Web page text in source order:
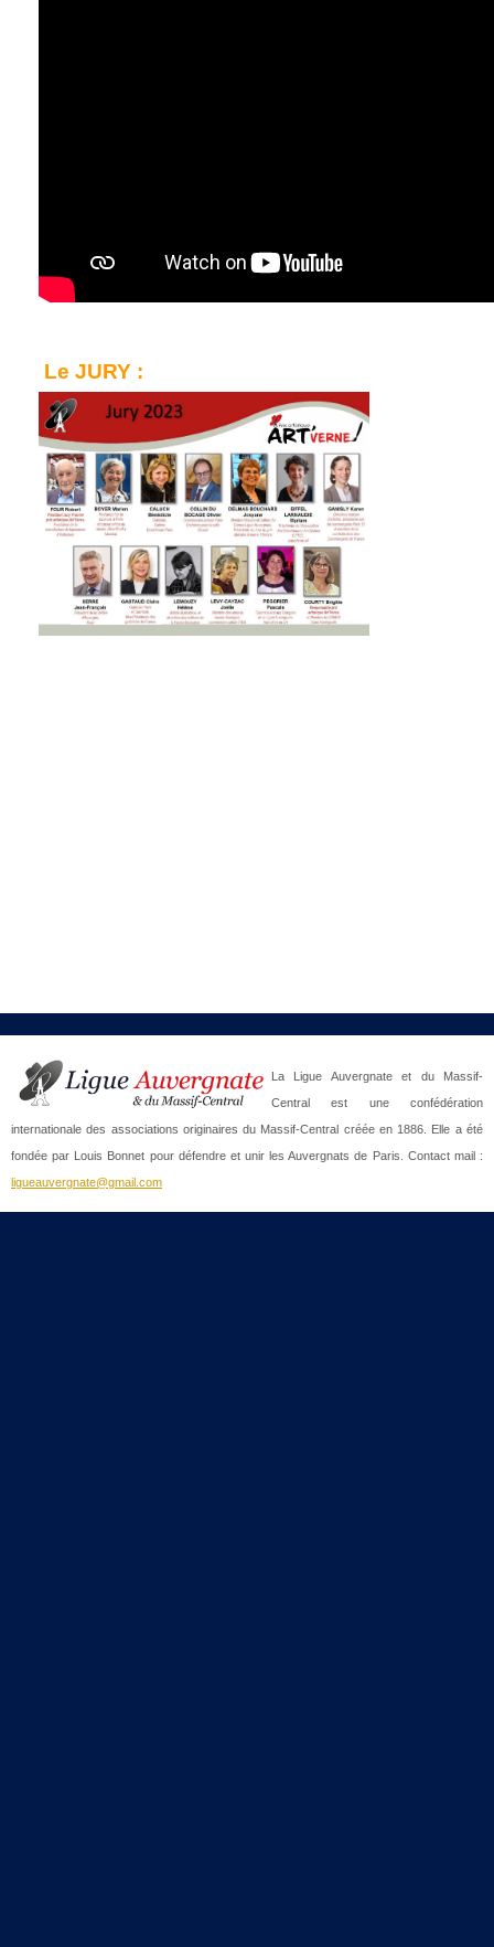
Le JURY :
La Ligue Auvergnate et du Massif-
Central est une confédération
internationale des associations originaires du Massif-Central créée en 1886. Elle a été
fondée par Louis Bonnet pour défendre et unir les Auvergnats de Paris. Contact mail :
ligueauvergnate@gmail.com